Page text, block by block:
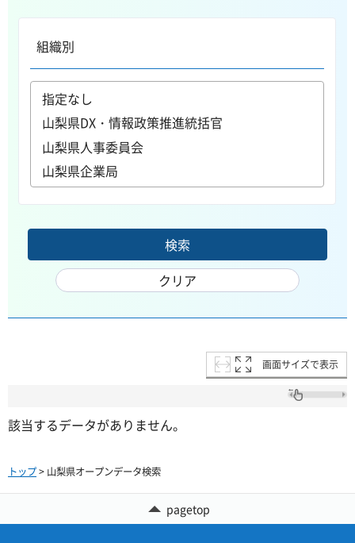
組織別
画面サイズで表示
該当するデータがありません。
トップ> 山梨県オープンデータ検索
pagetop